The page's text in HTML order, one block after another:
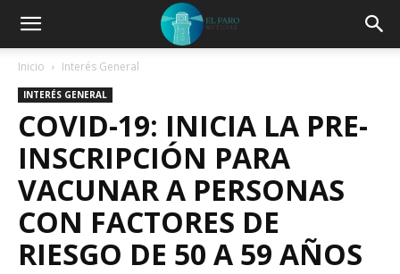
Inicio Interés General
INTERÉS GENERAL
COVID-19: INICIA LA PRE-
INSCRIPCIÓN PARA
VACUNAR A PERSONAS
CON FACTORES DE
RIESGO DE 50 A 59 AÑOS